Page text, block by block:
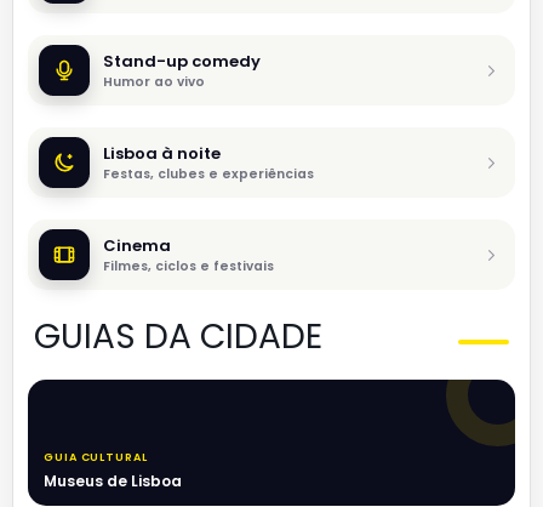
Stand-up comedy
Humor ao vivo
Lisboa à noite
Festas, clubes e experiências
Cinema
Filmes, ciclos e festivais
GUIAS DA CIDADE
GUIA CULTURAL
Museus de Lisboa